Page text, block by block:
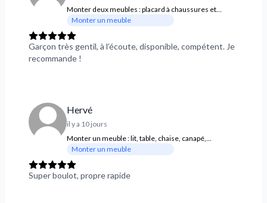
Monter deux meubles : placard à chaussures et
placard de rangement de jardin à mettre sur terrasse
Monter un meuble
Garçon très gentil, à l’écoute, disponible, compétent. Je
recommande !
Hervé
il y a 10 jours
Monter un meuble : lit, table, chaise, canapé,...
Monter un meuble
Super boulot, propre rapide